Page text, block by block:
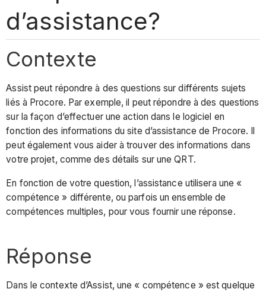
d’assistance?
Contexte
Assist peut répondre à des questions sur différents sujets
liés à Procore. Par exemple, il peut répondre à des questions
sur la façon d’effectuer une action dans le logiciel en
fonction des informations du site d’assistance de Procore. Il
peut également vous aider à trouver des informations dans
votre projet, comme des détails sur une QRT.
En fonction de votre question, l’assistance utilisera une «
compétence » différente, ou parfois un ensemble de
compétences multiples, pour vous fournir une réponse.
Réponse
Dans le contexte d’Assist, une « compétence » est quelque